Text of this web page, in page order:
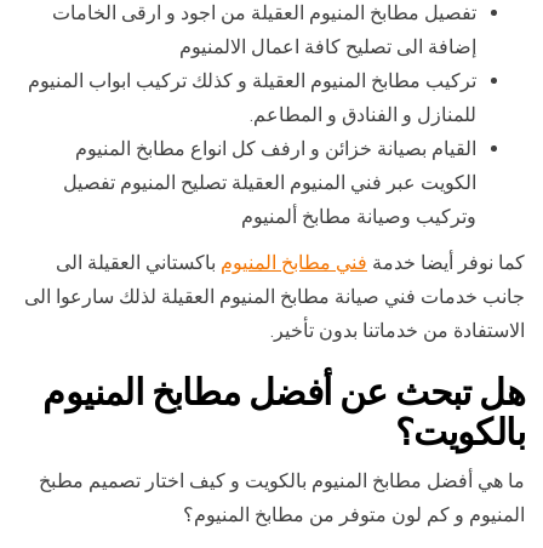
تفصيل مطابخ المنيوم العقيلة من اجود و ارقى الخامات
إضافة الى تصليح كافة اعمال الالمنيوم
تركيب مطابخ المنيوم العقيلة و كذلك تركيب ابواب المنيوم
للمنازل و الفنادق و المطاعم.
القيام بصيانة خزائن و ارفف كل انواع مطابخ المنيوم
الكويت عبر فني المنيوم العقيلة تصليح المنيوم تفصيل
وتركيب وصيانة مطابخ ألمنيوم
كما نوفر أيضا خدمة فني مطابخ المنيوم باكستاني العقيلة الى
جانب خدمات فني صيانة مطابخ المنيوم العقيلة لذلك سارعوا الى
الاستفادة من خدماتنا بدون تأخير.
هل تبحث عن أفضل مطابخ المنيوم
بالكويت؟
ما هي أفضل مطابخ المنيوم بالكويت و كيف اختار تصميم مطبخ
المنيوم و كم لون متوفر من مطابخ المنيوم؟